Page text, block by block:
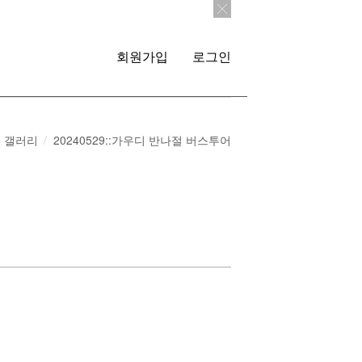
회원가입 로그인
갤러리 20240529::가우디 반나절 버스투어